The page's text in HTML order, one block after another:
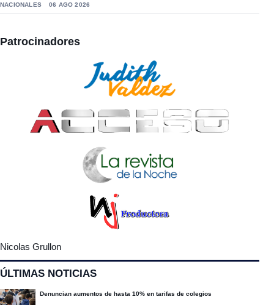
NACIONALES 06 AGO 2026
Patrocinadores
Nicolas Grullon
ÚLTIMAS NOTICIAS
Denuncian aumentos de hasta 10% en tarifas de colegios